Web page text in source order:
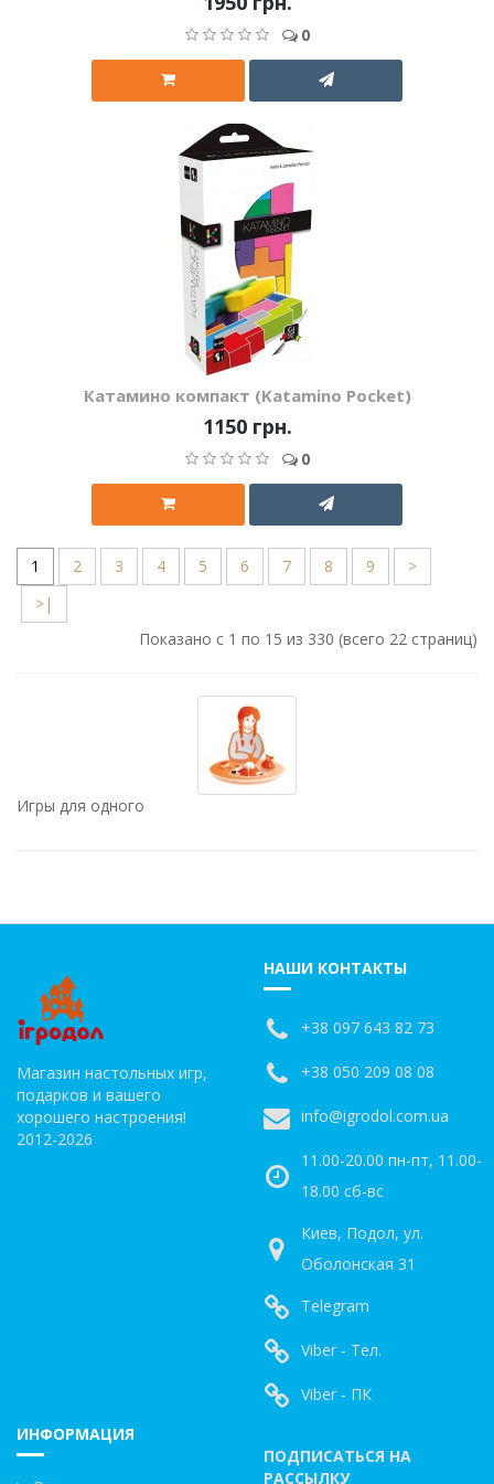
0
Катамино компакт (Katamino Pocket)
1150 грн.
0
1 2 3 4 5 6 7 8 9
>
>|
Показано с 1 по 15 из 330 (всего 22 страниц)
Игры для одного
Магазин настольных игр,
подарков и вашего
хорошего настроения!
2012-2026
НАШИ КОНТАКТЫ
+38 097 643 82 73
+38 050 209 08 08
info@igrodol.com.ua
11.00-20.00 пн-пт, 11.00-
18.00 сб-вс
Киев, Подол, ул.
Оболонская 31
Telegram
Viber - Тел.
Viber - ПК
ИНФОРМАЦИЯ
ПОДПИСАТЬСЯ НА
РАССЫЛКУ